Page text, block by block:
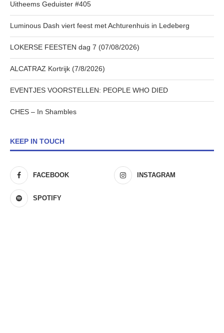
Uitheems Geduister #405
Luminous Dash viert feest met Achturenhuis in Ledeberg
LOKERSE FEESTEN dag 7 (07/08/2026)
ALCATRAZ Kortrijk (7/8/2026)
EVENTJES VOORSTELLEN: PEOPLE WHO DIED
CHES – In Shambles
KEEP IN TOUCH
FACEBOOK INSTAGRAM
SPOTIFY